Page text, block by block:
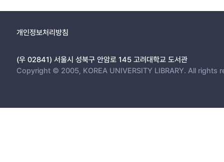
개인정보처리방침
(우 02841) 서울시 성북구 안암로 145 고려대학교 도서관
Copyright © 2005, KOREA UNIVERSITY LIBRARY. All rights